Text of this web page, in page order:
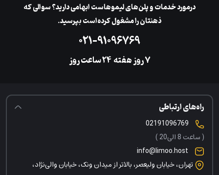
در‌مورد خدمات و پلن‌های لیمو‌هاست ابهامی دارید؟ سوالی که
ذهنتان را مشغول کرده‌است بپرسید.
۰۲۱-۹۱۰۹۶۷۶۹
۷ روز هفته ‌۲۴ ساعت روز
راه‌های ارتباطی
( ساعت 8 الی20 )
info@limoo.host
تهران، خیابان ولیعصر، بالاتر از میدان ونک، خیابان والی‌نژاد،